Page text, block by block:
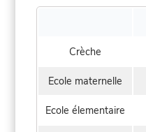
Crèche
Ecole maternelle
Ecole élementaire